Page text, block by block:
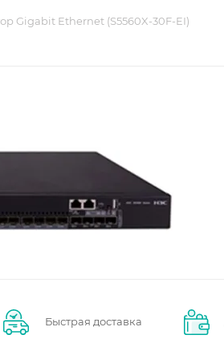
Gigabit Ethernet (S5560X-30F-EI)
Быстрая доставка